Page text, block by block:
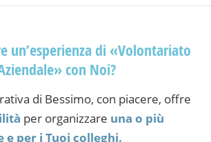
un’esperienza di «Volontariato
con Noi?
di Bessimo, con piacere, offre
per organizzare una o più
e per i Tuoi colleghi.